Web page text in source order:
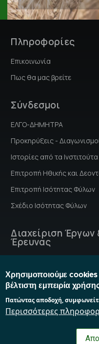
Πληροφορίες
Επικοινωνία
Πως θα μας βρείτε
Σύνδεσμοι
ΕΛΓΟ-ΔΗΜΗΤΡΑ
Προκηρύξεις -
Ιστορίες από τα Ινστιτούτα
Επιτροπή Hθικής και
Επιτροπή Ισότητας Φύλων
Σχέδιο Ισότητας Φύλων
Διαχείριση
Έρευνας
Οδηγός Χρηματοδότησης
Χρησιμοποιούμε cookies
βέλτιστη εμπειρία
Πατώντας αποδοχή,
Περισσότερες